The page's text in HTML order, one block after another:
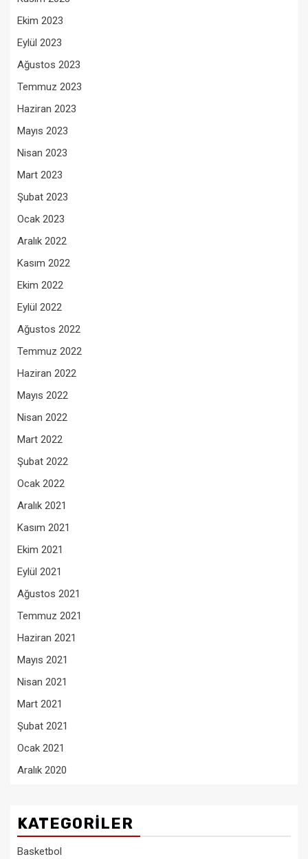
Ekim 2023
Eylül 2023
Ağustos 2023
Temmuz 2023
Haziran 2023
Mayıs 2023
Nisan 2023
Mart 2023
Şubat 2023
Ocak 2023
Aralık 2022
Kasım 2022
Ekim 2022
Eylül 2022
Ağustos 2022
Temmuz 2022
Haziran 2022
Mayıs 2022
Nisan 2022
Mart 2022
Şubat 2022
Ocak 2022
Aralık 2021
Kasım 2021
Ekim 2021
Eylül 2021
Ağustos 2021
Temmuz 2021
Haziran 2021
Mayıs 2021
Nisan 2021
Mart 2021
Şubat 2021
Ocak 2021
Aralık 2020
KATEGORILER
Basketbol